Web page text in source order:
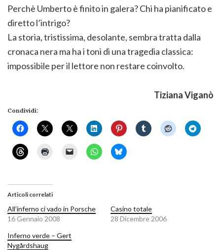
Perchè Umberto è finito in galera? Chi ha pianificato e
diretto l’intrigo?
La storia, tristissima, desolante, sembra tratta dalla
cronaca nera ma ha i toni di una tragedia classica:
impossibile per il lettore non restare coinvolto.
Tiziana Viganò
Condividi:
Articoli correlati
All’inferno ci vado in Porsche
16 Gennaio 2008
Casino totale
28 Dicembre 2006
Inferno verde – Gert
Nygårdshaug